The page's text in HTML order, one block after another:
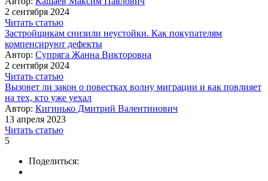
2 сентября 2024
Читать статью
Застройщикам снизили неустойки. Как покупателям
компенсируют дефекты
Автор: Супряга Жанна Викторовна
2 сентября 2024
Читать статью
Вызовет ли закон о повестках волну миграции и как повлияет
на тех, кто уже уехал
Автор: Кигинько Дмитрий Валентинович
13 апреля 2023
Читать статью
5
Поделиться: